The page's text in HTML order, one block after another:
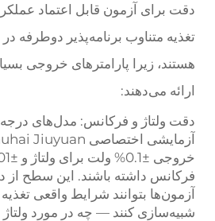
دقت برای آزمون قابل اعتماد
تغذیه متناوب برنامه‌پذیر دوطرفه
هستند، زیرا پارامترهای خروجی
ارائه می‌دهند:
دقت ولتاژ و فرکانس: مدل‌های
فرکانس داشته باشند. این سطح
آزمون‌ها بتوانند شرایط واقعی
شبیه‌سازی کنند — چه در مورد ولتاژ